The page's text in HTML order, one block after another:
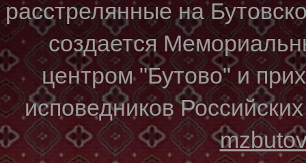
расстрелянные на
создается
центром "Бутово" и
исповедников